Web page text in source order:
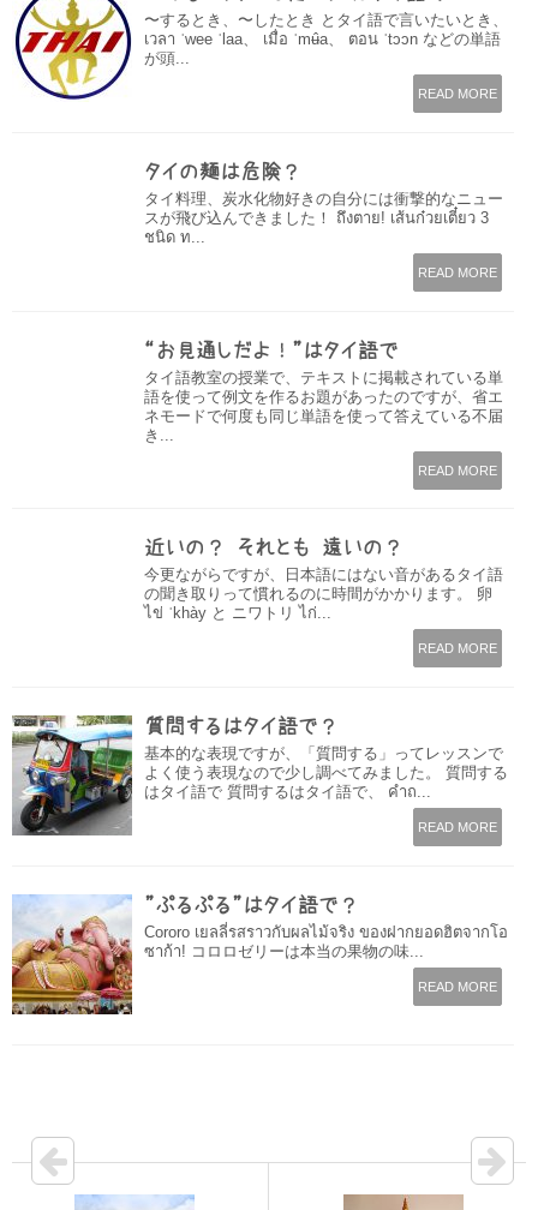
〜するとき、〜したとき とタイ語で言いたいとき、
เวลา ˈwee ˈlaa、 เมื่อ ˈmʉ̂a、 ตอน ˈtɔɔn などの単語
が頭...
READ MORE
タイの麺は危険？
タイ料理、炭水化物好きの自分には衝撃的なニュー
スが飛び込んできました！ ถึงตาย! เส้นก๋วยเตี๋ยว 3
ชนิด ท...
READ MORE
“お見通しだよ！”はタイ語で
タイ語教室の授業で、テキストに掲載されている単
語を使って例文を作るお題があったのですが、省エ
ネモードで何度も同じ単語を使って答えている不届
き...
READ MORE
近いの？ それとも 遠いの？
今更ながらですが、日本語にはない音があるタイ語
の聞き取りって慣れるのに時間がかかります。 卵
ไข่ ˈkhày と ニワトリ ไก่...
READ MORE
質問するはタイ語で？
基本的な表現ですが、「質問する」ってレッスンで
よく使う表現なので少し調べてみました。 質問する
はタイ語で 質問するはタイ語で、 คำถ...
READ MORE
”ぷるぷる”はタイ語で？
Cororo เยลลี่รสราวกับผลไม้จริง ของฝากยอดฮิตจากโอ
ซาก้า! コロロゼリーは本当の果物の味...
READ MORE